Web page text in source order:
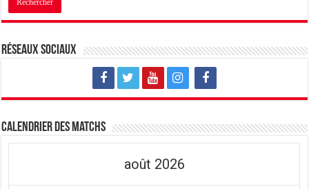
Réseaux sociaux
Calendrier des matchs
août 2026